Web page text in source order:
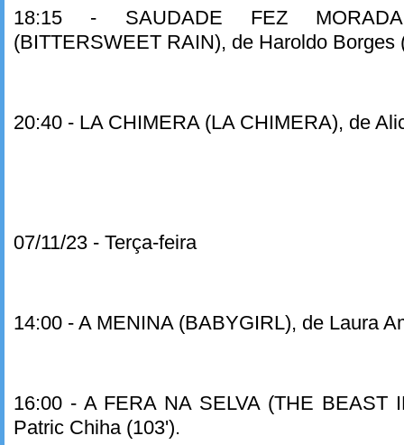
18:15 - SAUDADE FEZ
(BITTERSWEET RAIN), de Haroldo Borges
20:40 - LA CHIMERA (LA CHIMERA), de
07/11/23 - Terça-feira
14:00 - A MENINA (BABYGIRL), de Laura
16:00 - A FERA NA SELVA (THE BEAST
Patric Chiha (103').